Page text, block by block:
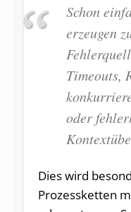
Schon
erzeugen
Timeouts,
oder
Dies wird
Prozessketten